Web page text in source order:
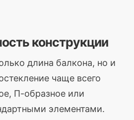
конструкции
длина балкона, но и
чаще всего
П-образное или
элементами.